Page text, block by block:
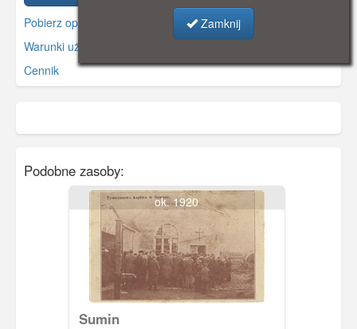
Pobierz opis
Warunki używania zasobów.
Cennik
Podobne zasoby:
ok. 1920
Sumin
Zamknij